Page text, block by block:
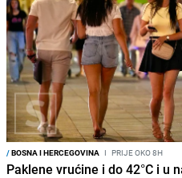
/BOSNA I HERCEGOVINA I PRIJE OKO 8H
Paklene vrućine i do 42°C i u